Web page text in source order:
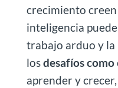
crecimiento
inteligencia
trabajo arduo y la
losdesafíos
aprender y